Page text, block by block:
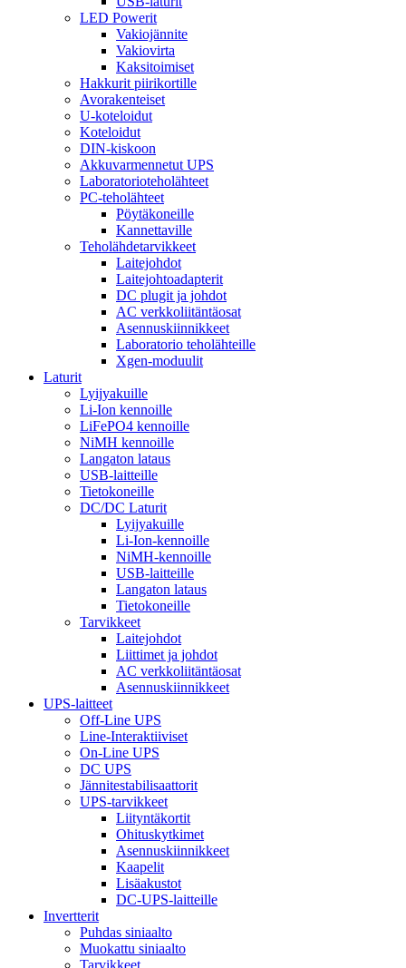
LED Powerit
Vakiojännite
Vakiovirta
Kaksitoimiset
Hakkurit piirikortille
Avorakenteiset
U-koteloidut
Koteloidut
DIN-kiskoon
Akkuvarmennetut UPS
Laboratorioteholähteet
PC-teholähteet
Pöytäkoneille
Kannettaville
Teholähdetarvikkeet
Laitejohdot
Laitejohtoadapterit
DC plugit ja johdot
AC verkkoliitäntäosat
Asennuskiinnikkeet
Laboratorio teholähteille
Xgen-moduulit
Laturit
Lyijyakuille
Li-Ion kennoille
LiFePO4 kennoille
NiMH kennoille
Langaton lataus
USB-laitteille
Tietokoneille
DC/DC Laturit
Lyijyakuille
Li-Ion-kennoille
NiMH-kennoille
USB-laitteille
Langaton lataus
Tietokoneille
Tarvikkeet
Laitejohdot
Liittimet ja johdot
AC verkkoliitäntäosat
Asennuskiinnikkeet
UPS-laitteet
Off-Line UPS
Line-Interaktiiviset
On-Line UPS
DC UPS
Jännitestabilisaattorit
UPS-tarvikkeet
Liityntäkortit
Ohituskytkimet
Asennuskiinnikkeet
Kaapelit
Lisäakustot
DC-UPS-laitteille
Invertterit
Puhdas siniaalto
Muokattu siniaalto
Tarvikkeet